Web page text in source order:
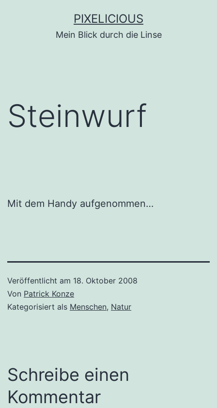
PIXELICIOUS
Mein Blick durch die Linse
Steinwurf
Mit dem Handy aufgenommen…
Veröffentlicht am 18. Oktober 2008
Von Patrick Konze
Kategorisiert als Menschen, Natur
Schreibe einen
Kommentar